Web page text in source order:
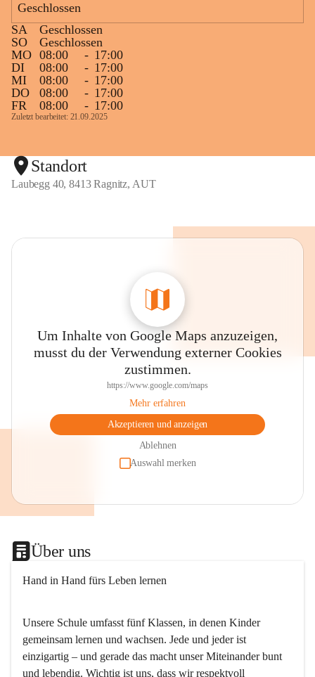
Geschlossen
SA
Geschlossen
SO
Geschlossen
MO 08:00 - 17:00
DI
08:00 - 17:00
MI
08:00 - 17:00
DO
08:00 - 17:00
FR
08:00 - 17:00
Zuletzt bearbeitet: 21.09.2025
Standort
Laubegg 40, 8413 Ragnitz, AUT
Um Inhalte von Google Maps anzuzeigen,
musst du der Verwendung externer Cookies
zustimmen.
https://www.google.com/maps
Mehr erfahren
Akzeptieren und anzeigen
Ablehnen
Auswahl merken
Über uns
Hand in Hand fürs Leben lernen
Unsere Schule umfasst fünf Klassen, in denen Kinder
gemeinsam lernen und wachsen. Jede und jeder ist
einzigartig – und gerade das macht unser Miteinander bunt
und lebendig. Wichtig ist uns, dass wir respektvoll